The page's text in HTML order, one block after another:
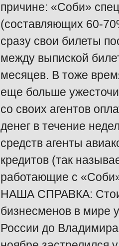
причине: «Соби»
(составляющих 60-
сразу свои билеты
между выпиской
месяцев. В тоже
еще больше
со своих агентов
денег в течение
средств агенты
кредитов (так
работающие с
НАША СПРАВКА:
бизнесменов в мире
России до